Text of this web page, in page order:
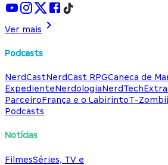
Ver mais
Podcasts
NerdCastNerdCast RPGCaneca de
ExpedienteNerdologiaNerdTech
ParceiroFrança e o LabirintoT-Zombii
Podcasts
Notícias
FilmesSéries, TV e